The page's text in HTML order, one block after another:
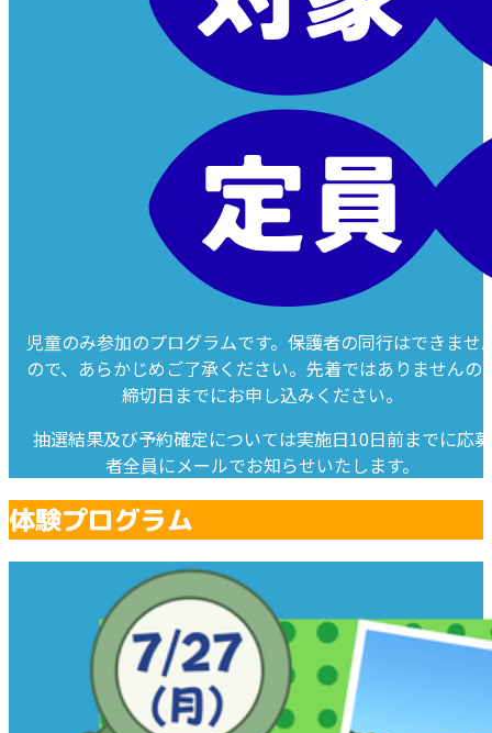
児童のみ参加のプログラムです。保護者の同行はできませ
ので、あらかじめご了承ください。先着ではありませんの
締切日までにお申し込みください。
抽選結果及び予約確定については実施日10日前までに応募
者全員にメールでお知らせいたします。
体験プログラム